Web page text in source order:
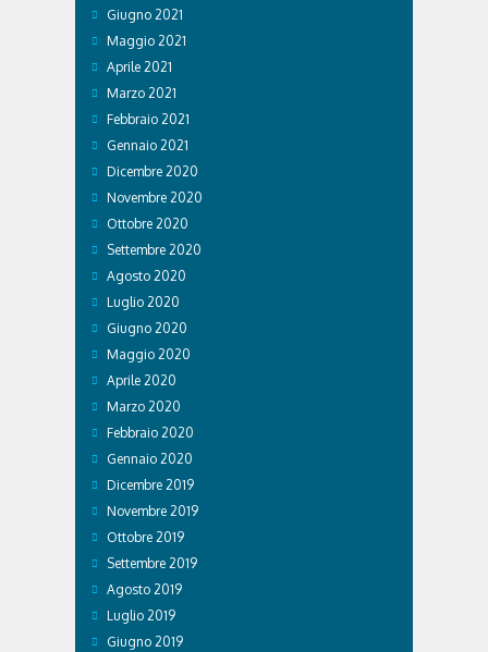
Giugno 2021
Maggio 2021
Aprile 2021
Marzo 2021
Febbraio 2021
Gennaio 2021
Dicembre 2020
Novembre 2020
Ottobre 2020
Settembre 2020
Agosto 2020
Luglio 2020
Giugno 2020
Maggio 2020
Aprile 2020
Marzo 2020
Febbraio 2020
Gennaio 2020
Dicembre 2019
Novembre 2019
Ottobre 2019
Settembre 2019
Agosto 2019
Luglio 2019
Giugno 2019